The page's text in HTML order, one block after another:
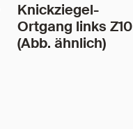
Knickziegel-
Ortgang links Z10
(Abb. ähnlich)